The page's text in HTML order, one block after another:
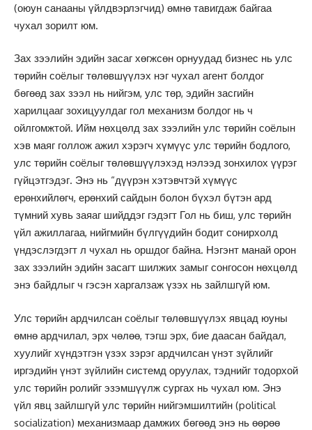
(оюун санааны үйлдвэрлэгчид) өмнө тавигдаж байгаа
чухал зорилт юм.
Зах зээлийн эдийн засаг хөгжсөн орнуудад бизнес нь улс
төрийн соёлыг төлөвшүүлэх нэг чухал агент болдог
бөгөөд зах зээл нь нийгэм, улс төр, эдийн засгийн
харилцааг зохицуулдаг гол механизм болдог нь ч
ойлгомжтой. Ийм нөхцөлд зах зээлийн улс төрийн соёлын
хэв маяг голлож ажил хэрэгч хүмүүс улс төрийн бодлого,
улс төрийн соёлыг төлөвшүүлэхэд нэлээд зонхилох үүрэг
гүйцэтгэдэг. Энэ нь “дүүрэн хэтэвчтэй хүмүүс
ерөнхийлөгч, ерөнхий сайдын болон бүхэл бүтэн ард
түмний хувь заяаг шийддэг гэдэгт Гол нь биш, улс төрийн
үйл ажиллагаа, нийгмийн бүлгүүдийн бодит сонирхолд
үндэслэгдэгт л чухал нь оршдог байна. Нэгэнт манай орон
зах зээлийн эдийн засагт шилжих замыг сонгосон нөхцөлд
энэ байдлыг ч гэсэн харгалзаж үзэх нь зайлшгүй юм.
Улс төрийн ардчилсан соёлыг төлөвшүүлэх явцад юуны
өмнө ардчилал, эрх чөлөө, тэгш эрх, бие даасан байдал,
хуулийг хүндэтгэн үзэх зэрэг ардчилсан үнэт зүйлийг
иргэдийн үнэт зүйлийн системд оруулах, тэднийг тодорхой
улс төрийн ролийг эзэмшүүлж сургах нь чухал юм. Энэ
үйл явц зайлшгүй улс төрийн нийгэмшилтийн (political
socialization) механизмаар дамжих бөгөөд энэ нь өөрөө